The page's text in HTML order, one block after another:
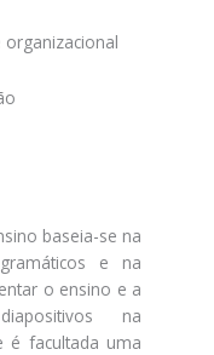
organizacional
baseia-se na
e na
o ensino e a
na
é facultada uma